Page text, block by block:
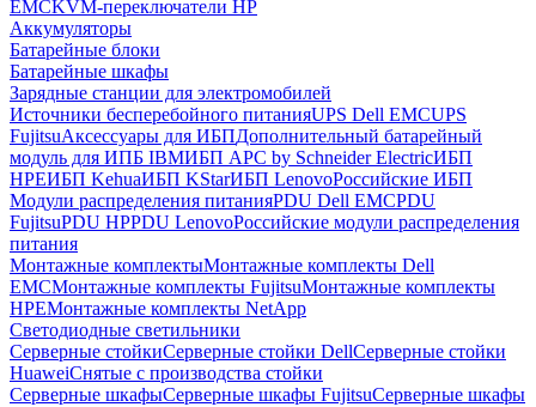
EMCKVM-переключатели HP
Аккумуляторы
Батарейные блоки
Батарейные шкафы
Зарядные станции для электромобилей
Источники бесперебойного питанияUPS Dell EMCUPS
FujitsuАксессуары для ИБПДополнительный батарейный
модуль для ИПБ IBMИБП APC by Schneider ElectricИБП
HPEИБП KehuaИБП KStarИБП LenovoРоссийские ИБП
Модули распределения питанияPDU Dell EMCPDU
FujitsuPDU HPPDU LenovoРоссийские модули распределения
питания
Монтажные комплектыМонтажные комплекты Dell
EMCМонтажные комплекты FujitsuМонтажные комплекты
HPEМонтажные комплекты NetApp
Светодиодные светильники
Серверные стойкиСерверные стойки DellСерверные стойки
HuaweiСнятые с производства стойки
Серверные шкафыСерверные шкафы FujitsuСерверные шкафы